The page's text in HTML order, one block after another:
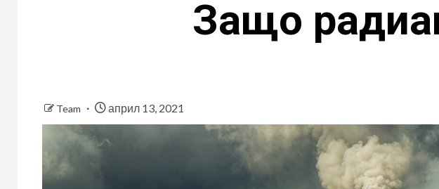
Защо
Team април 13, 2021